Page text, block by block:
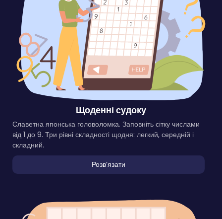
Щоденні судоку
Славетна японська головоломка. Заповніть сітку числами
від 1 до 9. Три рівні складності щодня: легкий, середній і
складний.
Розвʼязати